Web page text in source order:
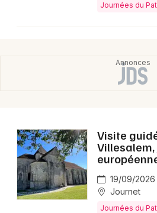
Journées du Patrimoine en
Journées du Patrimoine en
Journées du
Visite
Villesalem,
19/09/
Journet
Journées du